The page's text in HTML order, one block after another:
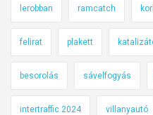
lerobban ramcatch
felirat plakett
besorolás sávelfogyás
intertraffic 2024 villanyautó